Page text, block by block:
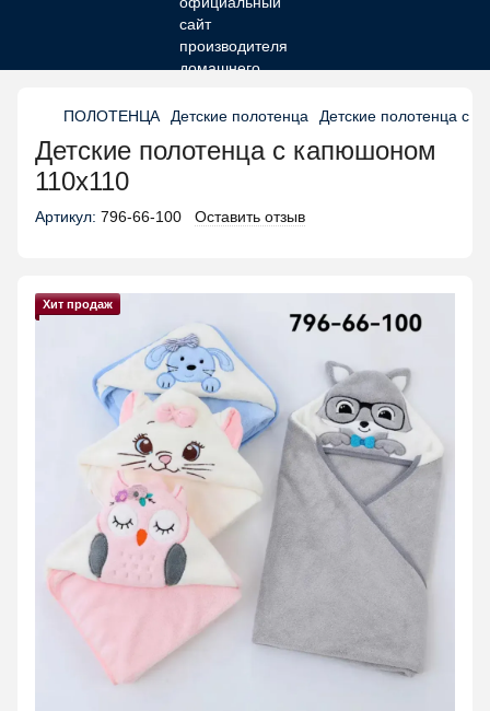
ПОЛОТЕНЦА Детские полотенца Детские полотенца с
Детские полотенца с капюшоном
110х110
Артикул: 796-66-100 Оставить отзыв
Хит продаж